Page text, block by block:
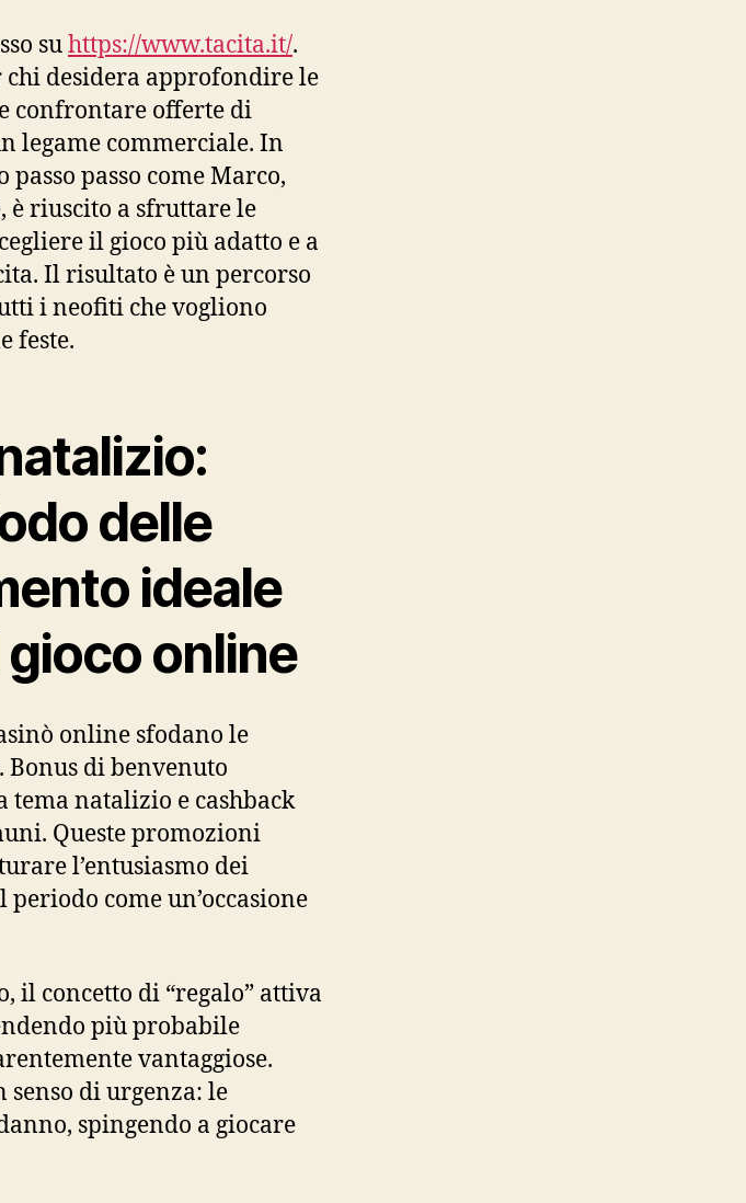
euro
online
suhttps://www.tacita.it/.
desidera approfondire le
confrontare offerte di
legame commerciale. In
passo come Marco,
è riuscito a sfruttare le
il gioco più adatto e a
Il risultato è un percorso
i neofiti che vogliono
feste.
delle
ideale
online
online sfodano le
di benvenuto
natalizio e cashback
Queste promozioni
l’entusiasmo dei
come un’occasione
il concetto di “regalo” attiva
più probabile
vantaggiose.
di urgenza: le
spingendo a giocare